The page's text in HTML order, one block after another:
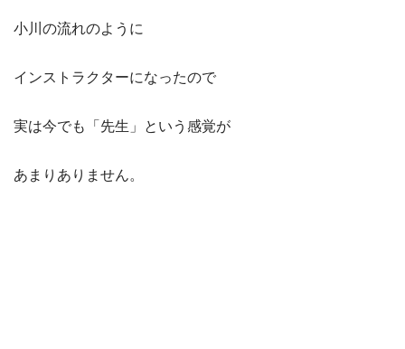
小川の流れのように
インストラクターになったので
実は今でも「先生」という感覚が
あまりありません。